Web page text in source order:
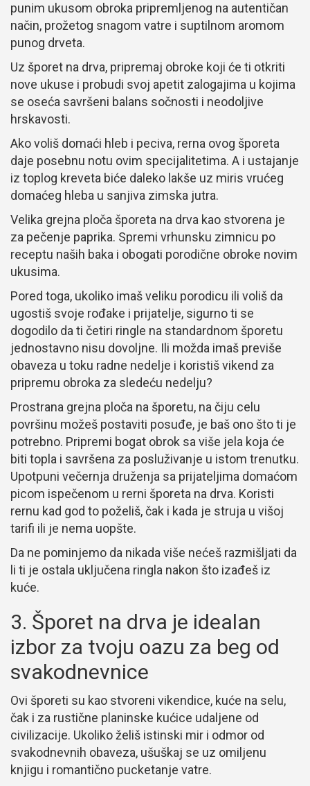
punim ukusom obroka pripremljenog na autentičan
način, prožetog snagom vatre i suptilnom aromom
punog drveta.
Uz šporet na drva, pripremaj obroke koji će ti otkriti
nove ukuse i probudi svoj apetit zalogajima u kojima
se oseća savršeni balans sočnosti i neodoljive
hrskavosti.
Ako voliš domaći hleb i peciva, rerna ovog šporeta
daje posebnu notu ovim specijalitetima. A i ustajanje
iz toplog kreveta biće daleko lakše uz miris vrućeg
domaćeg hleba u sanjiva zimska jutra.
Velika grejna ploča šporeta na drva kao stvorena je
za pečenje paprika. Spremi vrhunsku zimnicu po
receptu naših baka i obogati porodične obroke novim
ukusima.
Pored toga, ukoliko imaš veliku porodicu ili voliš da
ugostiš svoje rođake i prijatelje, sigurno ti se
dogodilo da ti četiri ringle na standardnom šporetu
jednostavno nisu dovoljne. Ili možda imaš previše
obaveza u toku radne nedelje i koristiš vikend za
pripremu obroka za sledeću nedelju?
Prostrana grejna ploča na šporetu, na čiju celu
površinu možeš postaviti posuđe, je baš ono što ti je
potrebno. Pripremi bogat obrok sa više jela koja će
biti topla i savršena za posluživanje u istom trenutku.
Upotpuni večernja druženja sa prijateljima domaćom
picom ispečenom u rerni šporeta na drva. Koristi
rernu kad god to poželiš, čak i kada je struja u višoj
tarifi ili je nema uopšte.
Da ne pominjemo da nikada više nećeš razmišljati da
li ti je ostala uključena ringla nakon što izađeš iz
kuće.
3. Šporet na drva je idealan
izbor za tvoju oazu za beg od
svakodnevnice
Ovi šporeti su kao stvoreni vikendice, kuće na selu,
čak i za rustične planinske kućice udaljene od
civilizacije. Ukoliko želiš istinski mir i odmor od
svakodnevnih obaveza, ušuškaj se uz omiljenu
knjigu i romantično pucketanje vatre.